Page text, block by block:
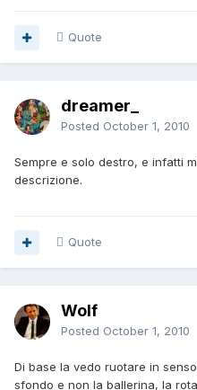
Quote
dreamer_
Posted October 1, 2010
Sempre e solo destro, e infatti
descrizione.
Quote
Wolf
Posted October 1, 2010
Di base la vedo ruotare in
sfondo e non la ballerina, la